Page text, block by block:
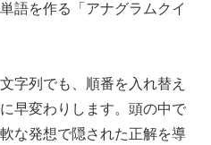
語を作る「アナグラムクイ
字列でも、順番を入れ替え
早変わりします。頭の中で
な発想で隠された正解を導